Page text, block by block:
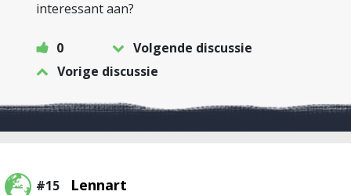
interessant aan?
0
Volgende discussie
Vorige discussie
#15 Lennart